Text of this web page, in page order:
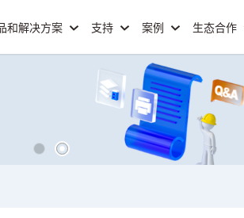
和解决方案 支持 案例 生态合作